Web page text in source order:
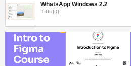
WhatsApp Windows 2.2
muujig